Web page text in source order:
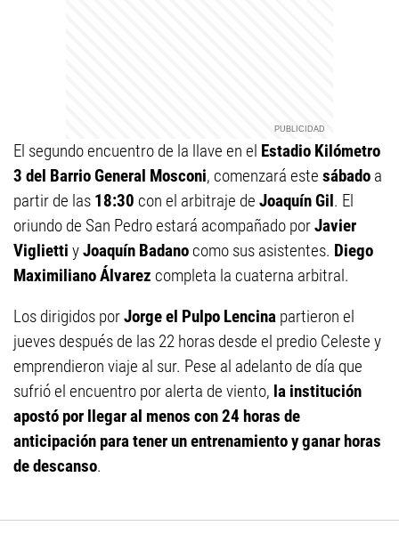
El segundo encuentro de la llave en el Estadio Kilómetro
3 del Barrio General Mosconi, comenzará este sábado a
partir de las 18:30 con el arbitraje de Joaquín Gil. El
oriundo de San Pedro estará acompañado porJavier
Viglietti yJoaquín Badano como sus asistentes. Diego
Maximiliano Álvarez completa la cuaterna arbitral.
Los dirigidos porJorge el Pulpo Lencina partieron el
jueves después de las 22 horas desde el predio Celeste y
emprendieron viaje al sur. Pese al adelanto de día que
sufrió el encuentro por alerta de viento, la institución
apostó por llegar al menos con 24 horas de
anticipación para tener un entrenamiento y ganar horas
de descanso.